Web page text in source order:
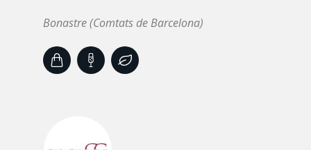
Bonastre (Comtats de Barcelona)